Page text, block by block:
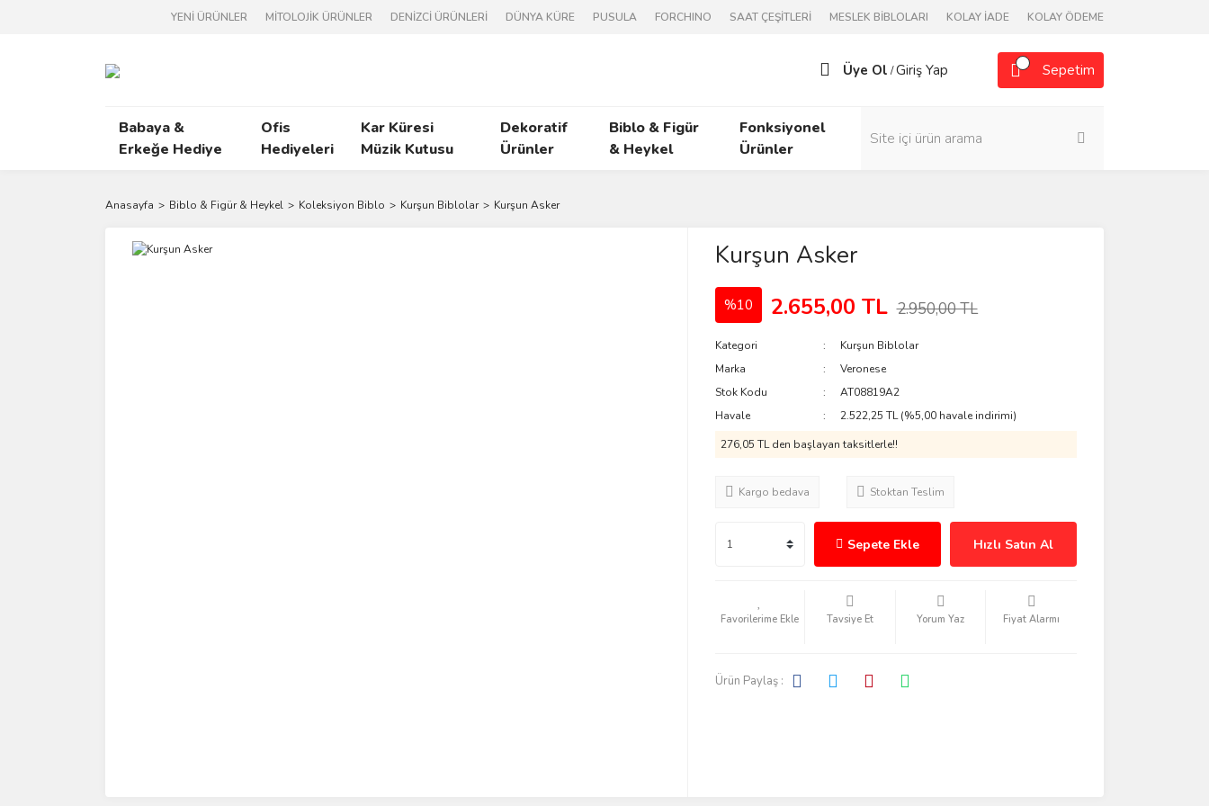
YENİ ÜRÜNLER MİTOLOJİK ÜRÜNLER DENİZCİ ÜRÜNLERİ DÜNYA KÜRE PUSULA FORCHINO SAAT ÇEŞİTLERİ MESLEK BİBLOLARI KOLAY İADE KOLAY ÖDEME
Üye Ol /Giriş Yap Sepetim
Babaya &
Erkeğe Hediye
Ofis
Hediyeleri
Kar Küresi
Müzik Kutusu
Dekoratif
Ürünler
Biblo & Figür
& Heykel
Fonksiyonel
Ürünler
Anasayfa Biblo & Figür & Heykel Koleksiyon Biblo Kurşun Biblolar Kurşun Asker
Kurşun Asker
%10 2.655,00 TL 2.950,00 TL
Kategori
Kurşun Biblolar
Marka
Veronese
Stok Kodu
AT08819A2
Havale
2.522,25 TL (%5,00 havale indirimi)
276,05 TL den başlayan taksitlerle!!
Kargo bedava Stoktan Teslim
Sepete Ekle Hızlı Satın Al
Tavsiye Et Yorum Yaz Fiyat Alarmı
Ürün Paylaş :